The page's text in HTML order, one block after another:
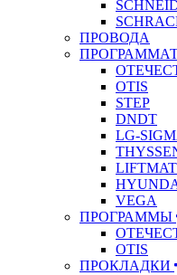
ПРОВОДА
OTIS
STEP
DNDT
LG-
VEGA
ПРОГРАММЫ
OTIS
ПРОКЛАДКИ